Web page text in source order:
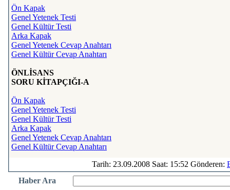
Ön Kapak
Genel Yetenek Testi
Genel Kültür Testi
Arka Kapak
Genel Yetenek Cevap Anahtarı
Genel Kültür Cevap Anahtarı
ÖNLİSANS
SORU KİTAPÇIĞI-A
Ön Kapak
Genel Yetenek Testi
Genel Kültür Testi
Arka Kapak
Genel Yetenek Cevap Anahtarı
Genel Kültür Cevap Anahtarı
Tarih: 23.09.2008 Saat: 15:52 Gönderen:
Haber Ara